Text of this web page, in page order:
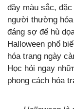
đầy màu sắc,
người thường
đáng sợ để hù
Halloween phổ
hóa trang ngày
Học hỏi ngay
phong cách hóa